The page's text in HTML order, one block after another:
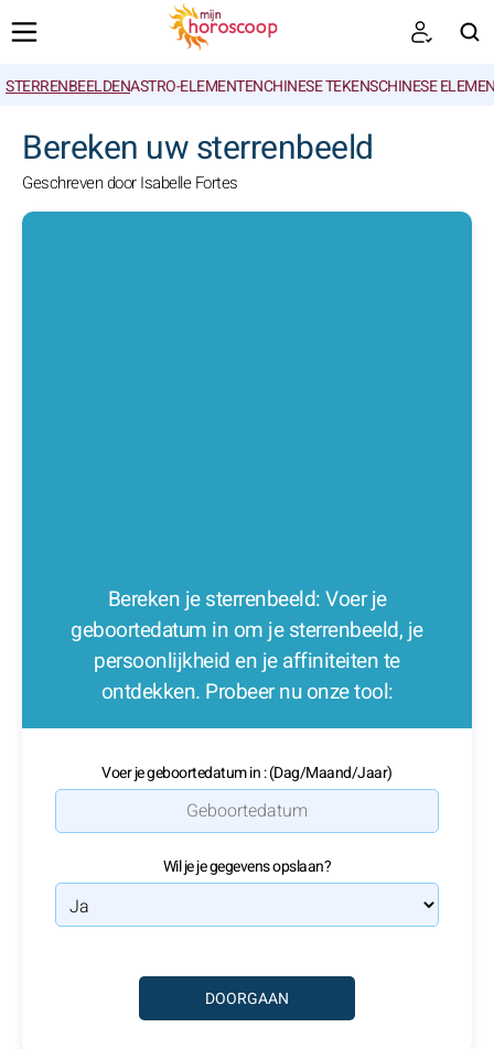
STERRENBEELDENASTRO-ELEMENTENCHINESE TEKENSCHINESE
Bereken uw sterrenbeeld
Geschreven door Isabelle Fortes
Bereken je sterrenbeeld: Voer je
geboortedatum in om je sterrenbeeld, je
persoonlijkheid en je affiniteiten te
ontdekken. Probeer nu onze tool:
Voer je geboortedatum in : (Dag/Maand/Jaar)
Wil je je gegevens opslaan?